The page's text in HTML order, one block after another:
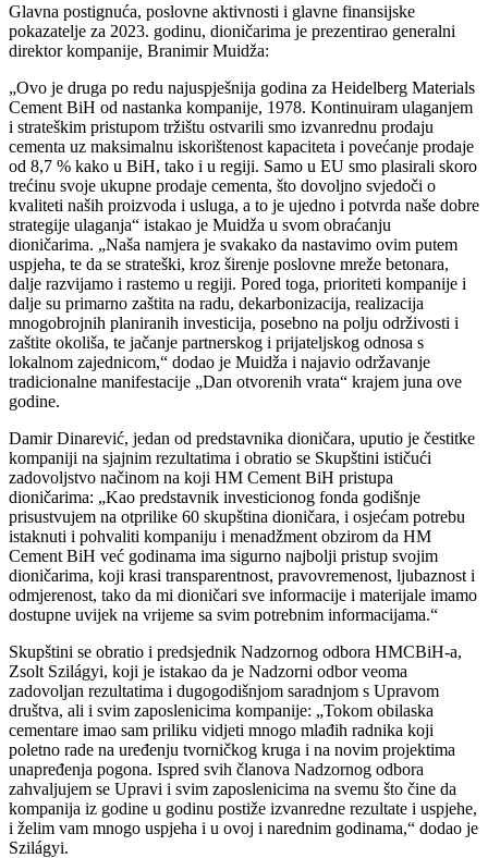
Glavna postignuća, poslovne aktivnosti i glavne finansijske
pokazatelje za 2023. godinu, dioničarima je prezentirao generalni
direktor kompanije, Branimir Muidža:
„Ovo je druga po redu najuspješnija godina za Heidelberg Materials
Cement BiH od nastanka kompanije, 1978. Kontinuiram ulaganjem
i strateškim pristupom tržištu ostvarili smo izvanrednu prodaju
cementa uz maksimalnu iskorištenost kapaciteta i povećanje prodaje
od 8,7 % kako u BiH, tako i u regiji. Samo u EU smo plasirali skoro
trećinu svoje ukupne prodaje cementa, što dovoljno svjedoči o
kvaliteti naših proizvoda i usluga, a to je ujedno i potvrda naše dobre
strategije ulaganja“ istakao je Muidža u svom obraćanju
dioničarima. „Naša namjera je svakako da nastavimo ovim putem
uspjeha, te da se strateški, kroz širenje poslovne mreže betonara,
dalje razvijamo i rastemo u regiji. Pored toga, prioriteti kompanije i
dalje su primarno zaštita na radu, dekarbonizacija, realizacija
mnogobrojnih planiranih investicija, posebno na polju održivosti i
zaštite okoliša, te jačanje partnerskog i prijateljskog odnosa s
lokalnom zajednicom,“ dodao je Muidža i najavio održavanje
tradicionalne manifestacije „Dan otvorenih vrata“ krajem juna ove
godine.
Damir Dinarević, jedan od predstavnika dioničara, uputio je čestitke
kompaniji na sjajnim rezultatima i obratio se Skupštini ističući
zadovoljstvo načinom na koji HM Cement BiH pristupa
dioničarima: „Kao predstavnik investicionog fonda godišnje
prisustvujem na otprilike 60 skupština dioničara, i osjećam potrebu
istaknuti i pohvaliti kompaniju i menadžment obzirom da HM
Cement BiH već godinama ima sigurno najbolji pristup svojim
dioničarima, koji krasi transparentnost, pravovremenost, ljubaznost i
odmjerenost, tako da mi dioničari sve informacije i materijale imamo
dostupne uvijek na vrijeme sa svim potrebnim informacijama.“
Skupštini se obratio i predsjednik Nadzornog odbora HMCBiH-a,
Zsolt Szilágyi, koji je istakao da je Nadzorni odbor veoma
zadovoljan rezultatima i dugogodišnjom saradnjom s Upravom
društva, ali i svim zaposlenicima kompanije: „Tokom obilaska
cementare imao sam priliku vidjeti mnogo mlađih radnika koji
poletno rade na uređenju tvorničkog kruga i na novim projektima
unapređenja pogona. Ispred svih članova Nadzornog odbora
zahvaljujem se Upravi i svim zaposlenicima na svemu što čine da
kompanija iz godine u godinu postiže izvanredne rezultate i uspjehe,
i želim vam mnogo uspjeha i u ovoj i narednim godinama,“ dodao je
Szilágyi.